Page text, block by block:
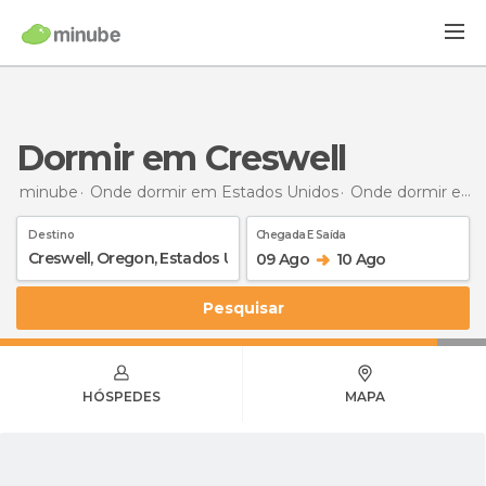
Dormir em Creswell
minube Onde dormir em Estados Unidos Onde dormir em Oregon
Destino Chegada E Saída
09 Ago 10 Ago
Pesquisar
HÓSPEDES MAPA